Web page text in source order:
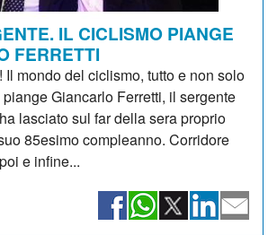
IL CICLISMO PIANGE
FERRETTI
Il mondo del ciclismo, tutto e non solo
Giancarlo Ferretti, il sergente
lasciato sul far della sera proprio
85esimo compleanno. Corridore
e infine...